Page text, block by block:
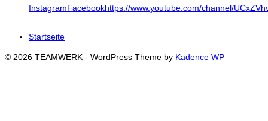
InstagramFacebookhttps://www.youtube.com/channel/
Startseite
© 2026 TEAMWERK - WordPress Theme by Kadence WP